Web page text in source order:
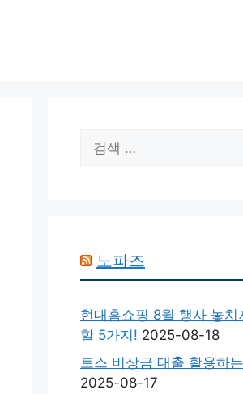
색:
노파즈
현대홈쇼핑 8월 행사 놓치
할 5가지! 2025-08-18
토스 비상금 대출 활용하
2025-08-17